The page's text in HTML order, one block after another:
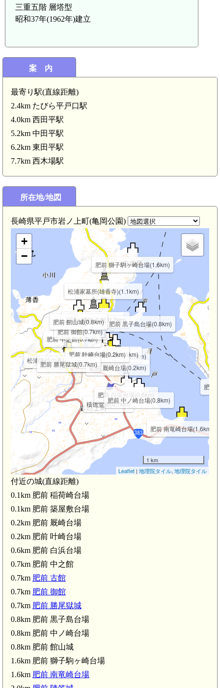
三重五階 層塔型
昭和37年(1962年)建立
案 内
最寄り駅(直線距離)
2.4km たびら平戸口駅
4.0km 西田平駅
5.2km 中田平駅
6.2km 東田平駅
7.7km 西木場駅
所在地/地図
長崎県平戸市岩ノ上町(亀岡公園)
積徳堂跡(0.7km)
松浦隆信の墓(正宗寺)(0.7km)
三浦按針の墓(0.7km)
松浦家墓所(雄香寺)(1.1km)
肥前 平戸城
肥前 稲荷崎台場(0.1km)
肥前 築屋敷台場(0.1km)
肥前 厩崎台場(0.2km)
肥前 叶崎台場(0.2km)
肥前 白浜台場(0.6km)
肥前 中之館(0.7km)
肥前 古館(0.7km)
肥前 御館(0.7km)
肥前 勝尾獄城(0.7km)
肥前 黒子島台場(0.8km)
肥前 中ノ崎台場(0.8km)
肥前 館山城(0.8km)
肥前 獅子駒ヶ崎台場(1.6km)
肥前 南竜崎台場(1.6km)
肥前
+
−
1 km
Leaflet | 地理院タイル, 地理院タイル
付近の城(直線距離)
0.1km 肥前 稲荷崎台場
0.1km 肥前 築屋敷台場
0.2km 肥前 厩崎台場
0.2km 肥前 叶崎台場
0.6km 肥前 白浜台場
0.7km 肥前 中之館
0.7km 肥前 古館
0.7km 肥前 御館
0.7km 肥前 勝尾獄城
0.8km 肥前 黒子島台場
0.8km 肥前 中ノ崎台場
0.8km 肥前 館山城
1.6km 肥前 獅子駒ヶ崎台場
1.6km 肥前 南竜崎台場